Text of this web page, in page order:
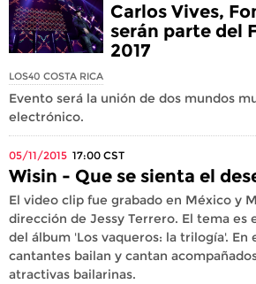
Carlos Vives,
serán parte del
2017
LOS40 COSTA RICA
Evento será la unión de dos mundos
electrónico.
05/11/2015 17:00 CST
Wisin - Que se sienta el
El video clip fue grabado en México y
dirección de Jessy Terrero. El tema es
del álbum 'Los vaqueros: la trilogía'. En
cantantes bailan y cantan
atractivas bailarinas.